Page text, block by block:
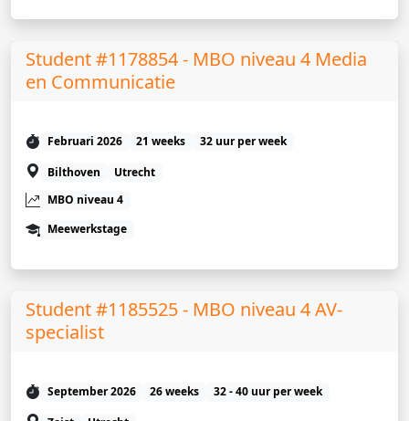
Student #1178854 - MBO niveau 4 Media
en Communicatie
Februari 2026 21 weeks
32 uur per week
Bilthoven
Utrecht
MBO niveau 4
Meewerkstage
Student #1185525 - MBO niveau 4 AV-
specialist
September 2026 26 weeks
32 - 40 uur per week